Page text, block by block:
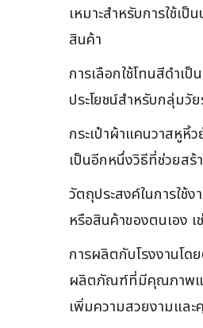
เหมาะสำหรับการใช้เ
สินค้า
การเลือกใช้โทนสีดำเ
ประโยชน์สำหรับกลุ่มวั
กระเป๋าผ้าแคนวาสหูหิ้
เป็นอีกหนึ่งวิธีที่ช่วยสร้
วัตถุประสงค์ในการใช้
หรือสินค้าของตนเอง
การผลิตกับโรงงานโ
ผลิตภัณฑ์ที่มีคุณภาพแล
เพิ่มความสวยงามแล